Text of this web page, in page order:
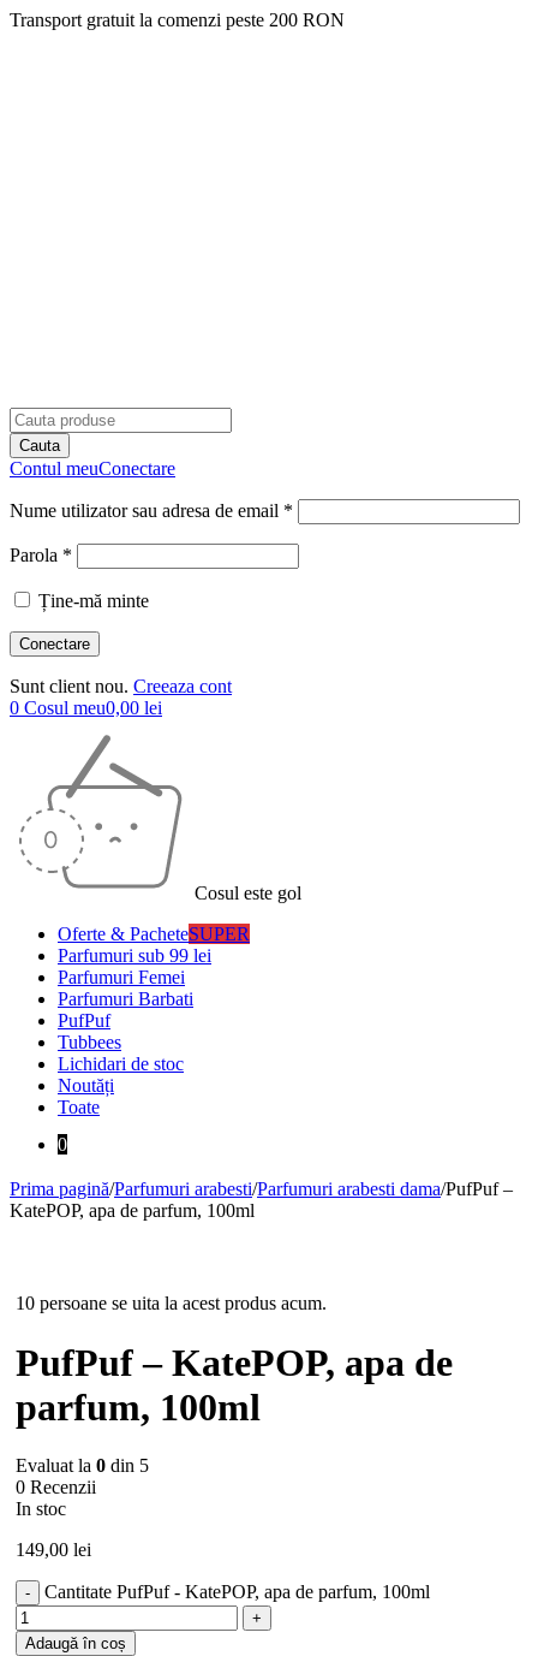
Transport gratuit la comenzi peste 200 RON
Contul meuConectare
Nume utilizator sau adresa de email *
Parola *
Ține-mă minte
Sunt client nou. Creeaza cont
0 Cosul meu0,00 lei
Cosul este gol
Oferte & PacheteSUPER
Parfumuri sub 99 lei
Parfumuri Femei
Parfumuri Barbati
PufPuf
Tubbees
Lichidari de stoc
Noutăți
Toate
0
Prima pagină/Parfumuri arabesti/Parfumuri arabesti dama/PufPuf –
KatePOP, apa de parfum, 100ml
10 persoane se uita la acest produs acum.
PufPuf – KatePOP, apa de
parfum, 100ml
Evaluat la 0 din 5
0 Recenzii
In stoc
149,00 lei
Cantitate PufPuf - KatePOP, apa de parfum, 100ml
Adaugă în coș